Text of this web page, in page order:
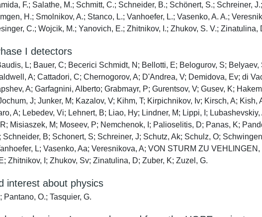
F.; Salathe, M.; Schmitt, C.; Schneider, B.; Schönert, S.; Schreiner,
H.; Smolnikov, A.; Stanco, L.; Vanhoefer, L.; Vasenko, A. A.;
C.; Wojcik, M.; Yanovich, E.; Zhitnikov, I.; Zhukov, S. V.; Zinatulina,
I detectors
L; Bauer, C; Becerici Schmidt, N; Bellotti, E; Belogurov, S;
A; Cattadori, C; Chernogorov, A; D'Andrea, V; Demidova, Ev; di
A; Garfagnini, Alberto; Grabmayr, P; Gurentsov, V; Gusev, K;
J; Junker, M; Kazalov, V; Kihm, T; Kirpichnikov, Iv; Kirsch, A;
A; Lebedev, Vi; Lehnert, B; Liao, Hy; Lindner, M; Lippi, I;
Misiaszek, M; Moseev, P; Nemchenok, I; Palioselitis, D; Panas, K;
B; Schonert, S; Schreiner, J; Schutz, Ak; Schulz, O;
L; Vasenko, Aa; Veresnikova, A; VON STURM ZU
Zhitnikov, I; Zhukov, Sv; Zinatulina, D; Zuber, K; Zuzel, G.
interest about physics
O.; Tasquier, G.